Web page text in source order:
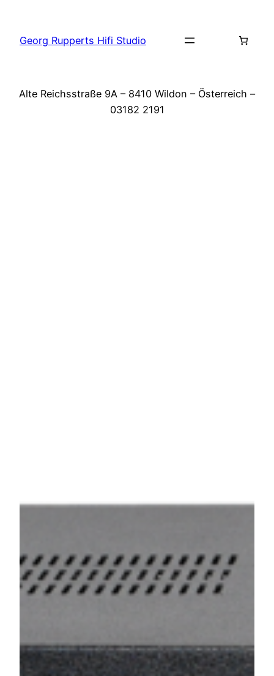
springen
Georg Rupperts Hifi Studio
Alte Reichsstraße 9A – 8410 Wildon – Österreich –
03182 2191